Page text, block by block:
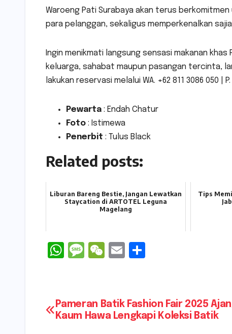
Waroeng Pati Surabaya akan terus
para pelanggan, sekaligus memperkenalkan
Ingin menikmati langsung sensasi makanan
keluarga, sahabat maupun pasangan tercinta,
lakukan reservasi melalui WA. +62 811 3086 050 |
Pewarta : Endah Chatur
Foto : Istimewa
Penerbit : Tulus Black
Related posts:
Liburan Bareng Bestie, Jangan Lewatkan
Staycation di ARTOTEL Leguna
Magelang
Tips
W
ts
A
M
s
a
W
h
a
E
l
e
Navigasi
Pameran Batik Fashion Fair 2025
Kaum Hawa Lengkapi Koleksi Batik